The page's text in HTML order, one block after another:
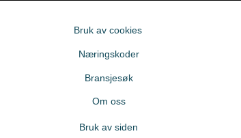
Bruk av cookies
Næringskoder
Bransjesøk
Om oss
Bruk av siden